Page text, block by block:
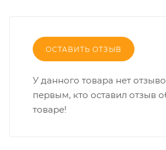
ОСТАВИТЬ ОТЗЫВ
У данного товара нет
первым, кто оставил отзыв
товаре!